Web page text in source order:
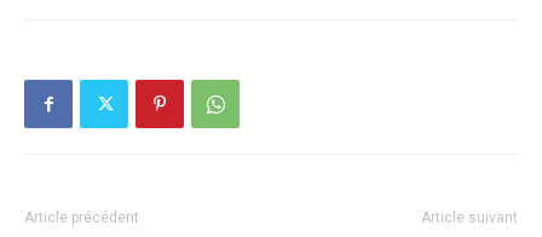
Article précédent Article suivant